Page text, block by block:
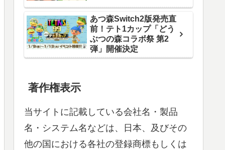
あつ森Switch2版発売直
前！テト1カップ「どう
ぶつの森コラボ祭 第2
弾」開催決定
著作権表示
当サイトに記載している会社名・製品
名・システム名などは、日本、及びその
他の国における各社の登録商標もしくは